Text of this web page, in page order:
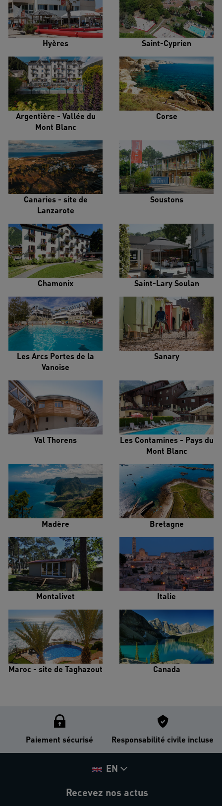
Hyères Saint-Cyprien
Argentière - Vallée du
Mont Blanc
Corse
Canaries - site de
Lanzarote
Soustons
Chamonix Saint-Lary Soulan
Les Arcs Portes de la
Vanoise
Sanary
Val Thorens
Les Contamines - Pays du
Mont Blanc
Madère Bretagne
Montalivet Italie
Maroc - site de Taghazout Canada
Paiement sécurisé Responsabilité civile incluse
EN
Recevez nos actus